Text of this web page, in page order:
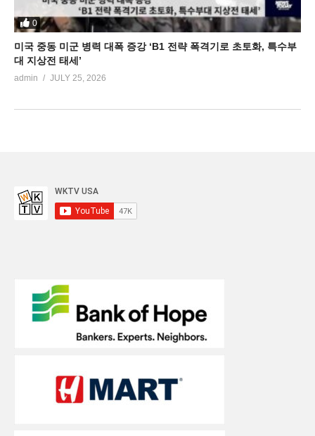
0
미국 중동 미군 병력 대폭 증강 ‘B1 전략 폭격기로 초토화, 특수부
대 지상전 태세’
admin JULY 25, 2026